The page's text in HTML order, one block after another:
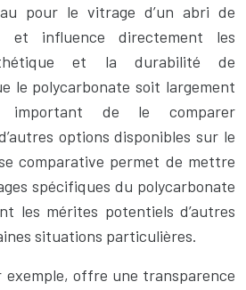
pour le vitrage d’un abri de
et influence directement les
et la durabilité de
le polycarbonate soit largement
de le comparer
options disponibles sur le
comparative permet de mettre
spécifiques du polycarbonate
les mérites potentiels d’autres
situations particulières.
offre une transparence